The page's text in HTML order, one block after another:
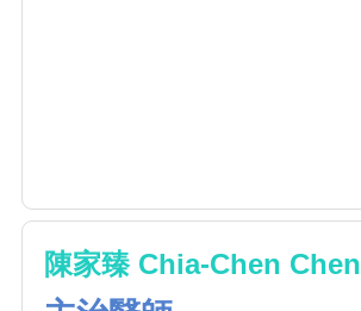
陳家臻 Chia-Chen Chen